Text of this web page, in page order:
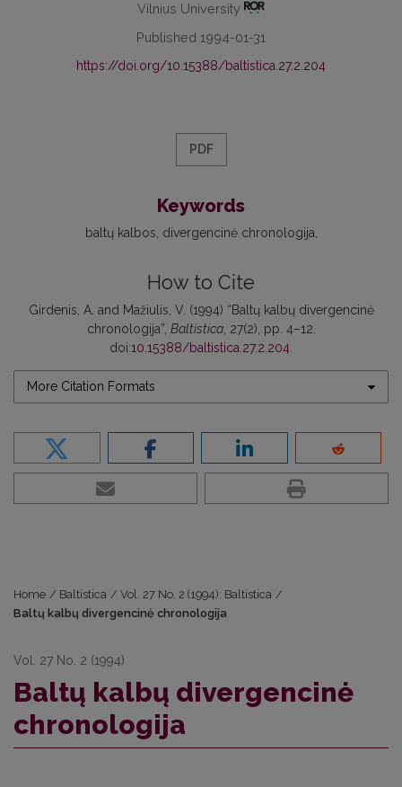
Vilnius University
Published 1994-01-31
https://doi.org/10.15388/baltistica.27.2.204
PDF
Keywords
baltų kalbos divergencinė chronologija
How to Cite
Girdenis, A. and Mažiulis, V. (1994) “Baltų kalbų divergencinė
chronologija”, Baltistica, 27(2), pp. 4–12.
doi:10.15388/baltistica.27.2.204
More Citation Formats
Home / Baltistica / Vol. 27 No. 2 (1994): Baltistica /
Baltų kalbų divergencinė chronologija
Vol. 27 No. 2 (1994)
Baltų kalbų divergencinė
chronologija